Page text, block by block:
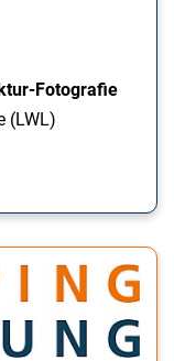
Fotografie
(LWL)